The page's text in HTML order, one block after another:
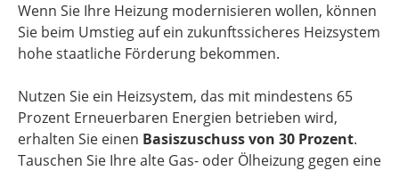
Wenn Sie Ihre Heizung modernisieren wollen, können
Sie beim Umstieg auf ein zukunftssicheres Heizsystem
hohe staatliche Förderung bekommen.
Nutzen Sie ein Heizsystem, das mit mindestens 65
Prozent Erneuerbaren Energien betrieben wird,
erhalten Sie einen Basiszuschuss von 30 Prozent.
Tauschen Sie Ihre alte Gas- oder Ölheizung gegen eine